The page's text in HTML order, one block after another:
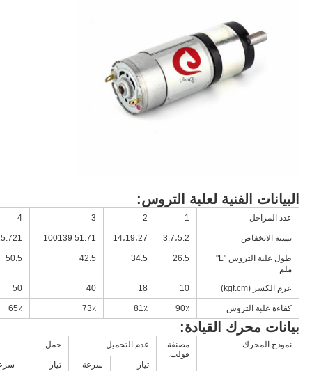
البيانات الفنية لعلبة التروس:
عدد المراحل 1
2
3
4
نسبة الانخفاض 3.7،5.2 14،19،27 51.71 100139
طول علبة التروس "L"
ملم
26.5
34.5
42.5
50.5
عزم الكسر (kgf.cm) 10
18
40
50
كفاءة علبة التروس 90٪ 81٪ 73٪ 65٪
بيانات محرك القيادة:
نموذج المحرك
مصنفة
فولت.
عدم التحميل حمل
تيار سرعة تيار